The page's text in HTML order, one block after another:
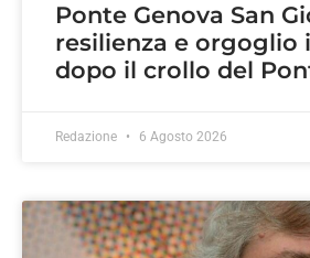
Ponte Genova San
resilienza e orgoglio
dopo il crollo del
Redazione 6 Agosto 2026